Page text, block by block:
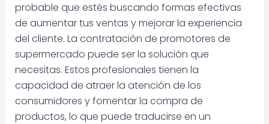
probable que estés buscando formas efectivas
de aumentar tus ventas y mejorar la experiencia
del cliente. La contratación de promotores de
supermercado puede ser la solución que
necesitas. Estos profesionales tienen la
capacidad de atraer la atención de los
consumidores y fomentar la compra de
productos, lo que puede traducirse en un